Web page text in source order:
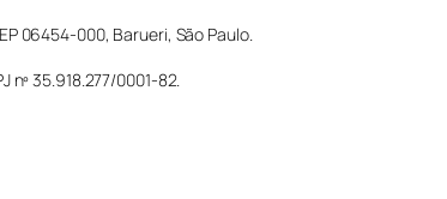
06454-000, Barueri, São Paulo.
nº 35.918.277/0001-82.